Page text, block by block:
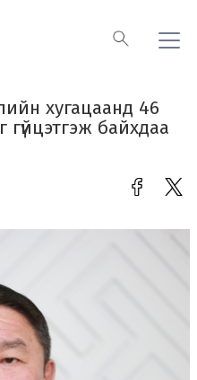
хугацаанд 46
гүйцэтгэж байхдаа